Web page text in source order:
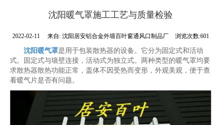
沈阳暖气罩施工工艺与质量检验
2022-02-11 来自: 沈阳居安铝合金外墙百叶窗通风口制品厂 浏览次数:601
沈阳暖气罩是用于包装散热器的设备。它分为固定式和活动
式。固定式与墙壁连接，活动式为独立式。两种类型的暖气罩均要
求散热器散热功能正常，盖体不因受热而变形，外观美观，便于查
看暖气片是否有问题。